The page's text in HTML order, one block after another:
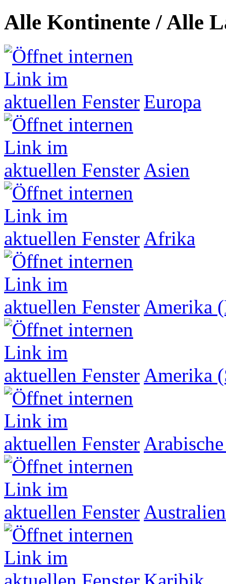
Alle Kontinente / Alle
Europa
Asien
Afrika
Amerika
Amerika
Australien